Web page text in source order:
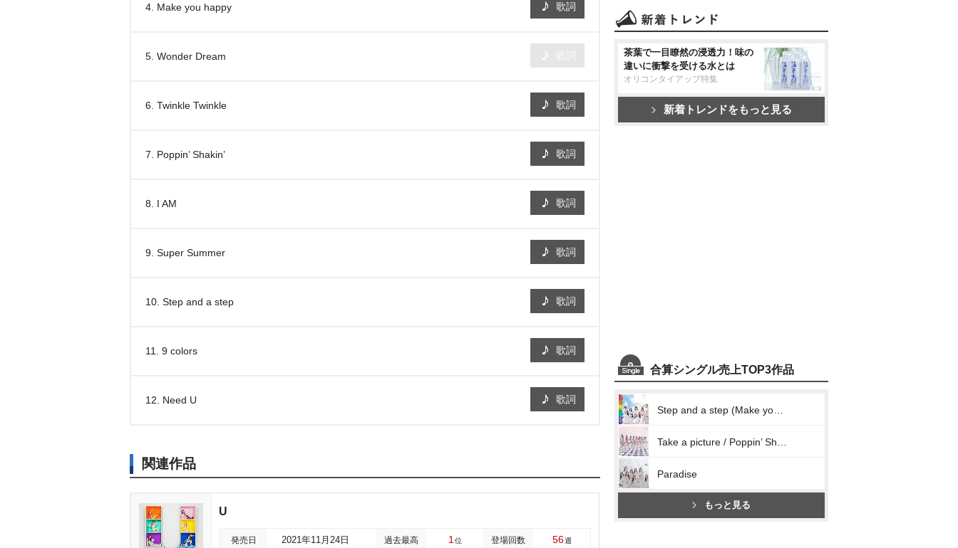
4. Make you happy 歌詞
5. Wonder Dream
6. Twinkle Twinkle 歌詞
7. Poppin’ Shakin’ 歌詞
8. I AM 歌詞
9. Super Summer 歌詞
10. Step and a step 歌詞
11. 9 colors 歌詞
12. Need U 歌詞
関連作品
U
発売日 2021年11月24日 過去最高 1 位 登場回数 56週
茶葉で一目瞭然の浸透力！味の
違いに衝撃を受ける水とは
オリコンタイアップ特集
新着トレンドをもっと見る
合算シングル売上TOP3作品
Paradise
もっと見る